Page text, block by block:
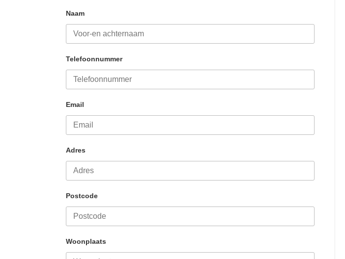
Naam
Telefoonnummer
Email
Adres
Postcode
Woonplaats